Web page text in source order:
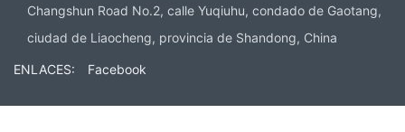
Changshun Road No.2, calle Yuqiuhu, condado de Gaotang,
ciudad de Liaocheng, provincia de Shandong, China
ENLACES: Facebook